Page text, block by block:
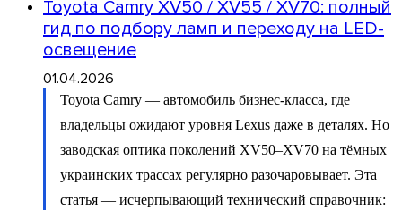
Toyota Camry XV50 / XV55 / XV70: полный
гид по подбору ламп и переходу на LED-
освещение
01.04.2026
Toyota Camry — автомобиль бизнес-класса, где
владельцы ожидают уровня Lexus даже в деталях. Но
заводская оптика поколений XV50–XV70 на тёмных
украинских трассах регулярно разочаровывает. Эта
статья — исчерпывающий технический справочник: